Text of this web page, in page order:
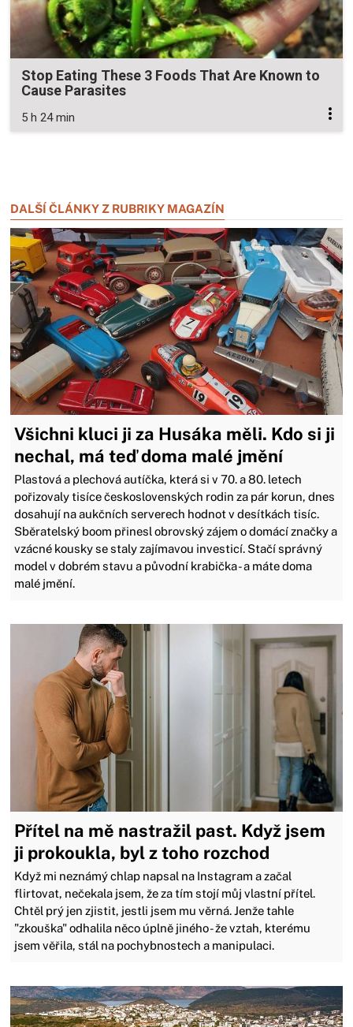
Stop Eating These 3 Foods That Are Known to
Cause Parasites
5 h 24 min
DALŠÍ ČLÁNKY Z RUBRIKY MAGAZÍN
Všichni kluci ji za Husáka měli. Kdo si ji
nechal, má teď doma malé jmění
Plastová a plechová autíčka, která si v 70. a 80. letech
pořizovaly tisíce československých rodin za pár korun, dnes
dosahují na aukčních serverech hodnot v desítkách tisíc.
Sběratelský boom přinesl obrovský zájem o domácí značky a
vzácné kousky se staly zajímavou investicí. Stačí správný
model v dobrém stavu a původní krabička - a máte doma
malé jmění.
Přítel na mě nastražil past. Když jsem
ji prokoukla, byl z toho rozchod
Když mi neznámý chlap napsal na Instagram a začal
flirtovat, nečekala jsem, že za tím stojí můj vlastní přítel.
Chtěl prý jen zjistit, jestli jsem mu věrná. Jenže tahle
"zkouška" odhalila něco úplně jiného - že vztah, kterému
jsem věřila, stál na pochybnostech a manipulaci.